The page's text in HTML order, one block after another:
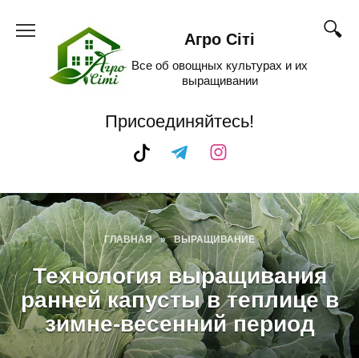
Агро Сіті
Все об овощных культурах и их
выращивании
Присоединяйтесь!
ГЛАВНАЯ » ВЫРАЩИВАНИЕ
Технология выращивания
ранней капусты в теплице в
зимне-весенний период